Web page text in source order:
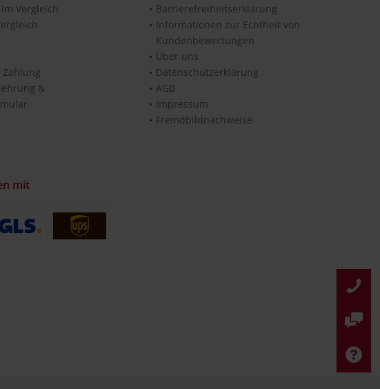
Vergleich
&
Barrierefreiheitserklärung
Informationen zur Echtheit von
Kundenbewertungen
Über uns
Datenschutzerklärung
AGB
Impressum
Fremdbildnachweise
mit